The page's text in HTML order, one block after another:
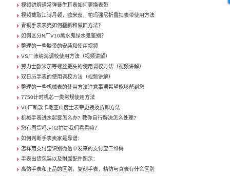
视频讲解通常弹簧生耳表如何更换表带
视频截取江诗丹顿，欧米茄，帕玛强尼折叠扣表带使用方法
青铜手表表壳如何翻新和做旧方法？
如何区分N厂V10黑水鬼绿水鬼鉴别？
整理的一些胶带的安装和使用视频
VS厂沛纳海调校使用方法（视频讲解）
劳力士欧米茄等螺丝把头的使用调校方法（视频讲解）
双日历手表的使用调校方法（视频讲解）
整理的一些机械表的使用方法注意事项希望能够帮到您
7750计时机芯一类常规使用方法
V6厂新款卡地亚山度士表带更换及拆卸方法
机械手表进水起雾怎么办? 教你自行解决怎么处理?
您有囤货吗,可以拍给我们看看嘛？
如何判断手表卖家是靠谱：
怎样用支付宝识别微信中发来的支付宝二维码
手表出货包装以及附属配件图示：
高仿手表和正品的区别，复刻手表，精仿与真表有什么区别